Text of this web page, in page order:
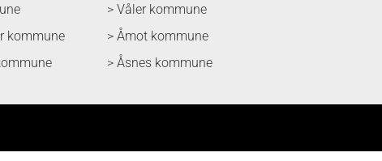
kommune
> Våler kommune
> Åmot kommune
> Åsnes kommune